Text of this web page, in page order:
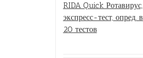
RIDA Quick Ротавирус,
экспресс-тест, опред.
20 тестов